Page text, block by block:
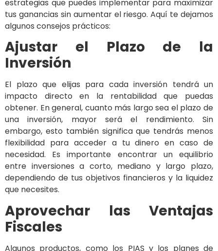
estrategias que puedes implementar para maximizar
tus ganancias sin aumentar el riesgo. Aquí te dejamos
algunos consejos prácticos:
Ajustar el Plazo de la
Inversión
El plazo que elijas para cada inversión tendrá un
impacto directo en la rentabilidad que puedas
obtener. En general, cuanto más largo sea el plazo de
una inversión, mayor será el rendimiento. Sin
embargo, esto también significa que tendrás menos
flexibilidad para acceder a tu dinero en caso de
necesidad. Es importante encontrar un equilibrio
entre inversiones a corto, mediano y largo plazo,
dependiendo de tus objetivos financieros y la liquidez
que necesites.
Aprovechar las Ventajas
Fiscales
Algunos productos, como los PIAS y los planes de